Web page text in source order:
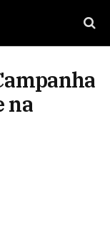
na